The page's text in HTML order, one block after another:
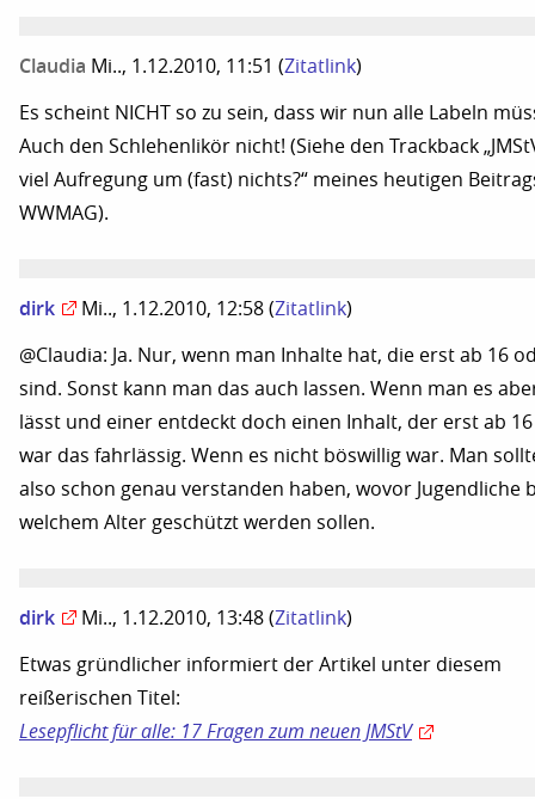
Claudia Mi.., 1.12.2010, 11:51 (Zitatlink)
Es scheint NICHT so zu sein, dass wir nun alle Labeln
Auch den Schlehenlikör nicht! (Siehe den Trackback
viel Aufregung um (fast) nichts?“ meines heutigen
WWMAG).
dirk Mi.., 1.12.2010, 12:58 (Zitatlink)
@Claudia: Ja. Nur, wenn man Inhalte hat, die erst ab 16
sind. Sonst kann man das auch lassen. Wenn man es
lässt und einer entdeckt doch einen Inhalt, der erst ab
war das fahrlässig. Wenn es nicht böswillig war. Man
also schon genau verstanden haben, wovor Jugendliche
welchem Alter geschützt werden sollen.
dirk Mi.., 1.12.2010, 13:48 (Zitatlink)
Etwas gründlicher informiert der Artikel unter diesem
reißerischen Titel:
Lesepflicht für alle: 17 Fragen zum neuen JMStV